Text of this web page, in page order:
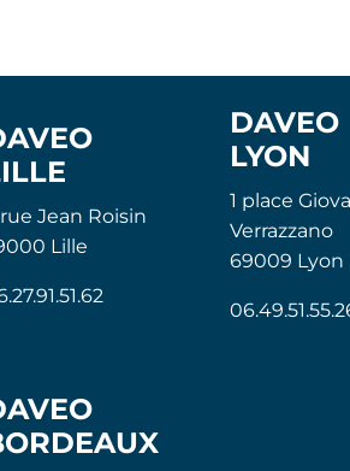
Jean Roisin
Lille
DAVEO
LYON
1 place
Verrazzano
69009 Lyon